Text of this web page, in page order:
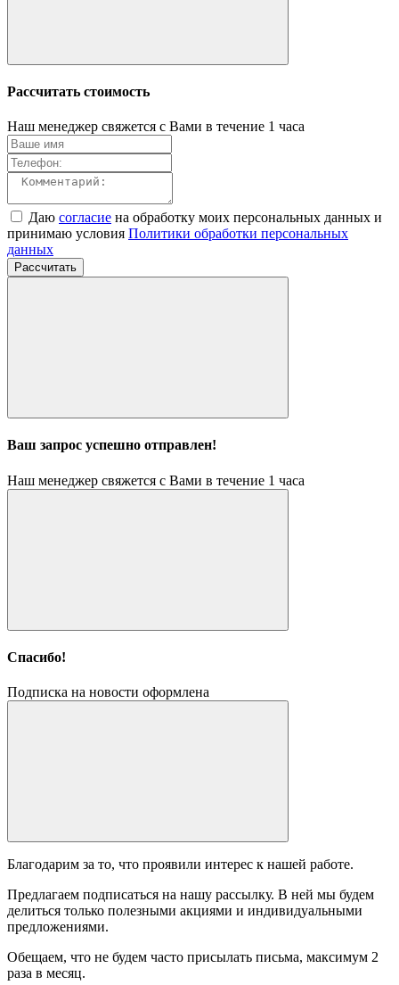
Рассчитать стоимость
Наш менеджер свяжется с Вами в течение 1 часа
Даю согласие на обработку моих персональных данных и
принимаю условия Политики обработки персональных
данных
Рассчитать
Ваш запрос успешно отправлен!
Наш менеджер свяжется с Вами в течение 1 часа
Спасибо!
Подписка на новости оформлена
Благодарим за то, что проявили интерес к нашей работе.
Предлагаем подписаться на нашу рассылку. В ней мы будем
делиться только полезными акциями и индивидуальными
предложениями.
Обещаем, что не будем часто присылать письма, максимум 2
раза в месяц.